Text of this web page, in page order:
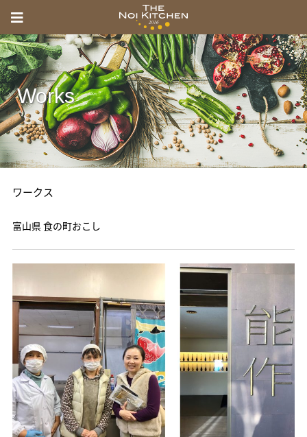
THE
NOI
KITCHEN
の
い
き
っ
menu
Toggle
navigation
Works
ワークス
富山県 食の町おこし